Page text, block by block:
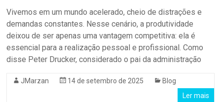
Vivemos em um mundo acelerado, cheio de distrações e
demandas constantes. Nesse cenário, a produtividade
deixou de ser apenas uma vantagem competitiva: ela é
essencial para a realização pessoal e profissional. Como
disse Peter Drucker, considerado o pai da administração
JMarzan 14 de setembro de 2025
Blog
Ler mais